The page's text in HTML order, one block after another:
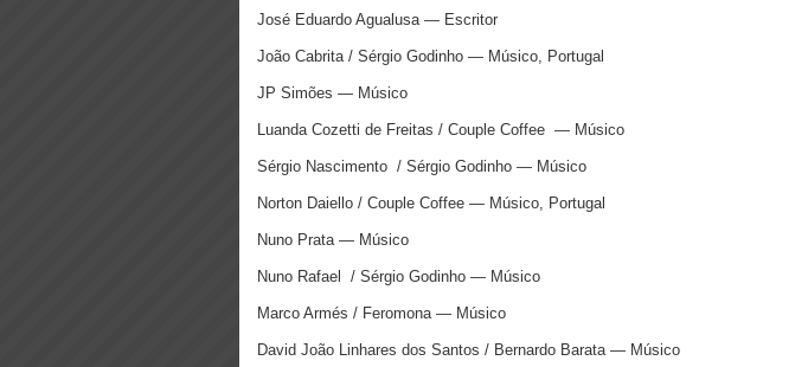
José Eduardo Agualusa — Escritor
João Cabrita / Sérgio Godinho — Músico, Portugal
JP Simões — Músico
Luanda Cozetti de Freitas / Couple Coffee — Músico
Sérgio Nascimento / Sérgio Godinho — Músico
Norton Daiello / Couple Coffee — Músico, Portugal
Nuno Prata — Músico
Nuno Rafael / Sérgio Godinho — Músico
Marco Armés / Feromona — Músico
David João Linhares dos Santos / Bernardo Barata — Músico